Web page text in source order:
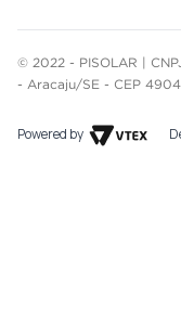
© 2022 - PISOLAR |
- Aracaju/SE - CEP
Powered by